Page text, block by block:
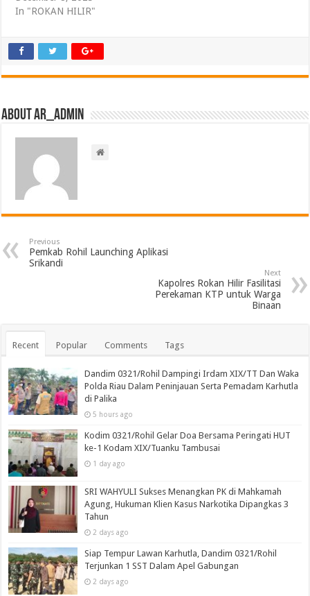
In "ROKAN HILIR"
About ar_admin
Previous
Pemkab Rohil Launching Aplikasi
Srikandi
Next
Kapolres Rokan Hilir Fasilitasi
Perekaman KTP untuk Warga
Binaan
Recent Popular Comments Tags
Dandim 0321/Rohil Dampingi Irdam XIX/TT Dan Waka
Polda Riau Dalam Peninjauan Serta Pemadam Karhutla
di Palika
5 hours ago
Kodim 0321/Rohil Gelar Doa Bersama Peringati HUT
ke-1 Kodam XIX/Tuanku Tambusai
1 day ago
SRI WAHYULI Sukses Menangkan PK di Mahkamah
Agung, Hukuman Klien Kasus Narkotika Dipangkas 3
Tahun
2 days ago
Siap Tempur Lawan Karhutla, Dandim 0321/Rohil
Terjunkan 1 SST Dalam Apel Gabungan
2 days ago